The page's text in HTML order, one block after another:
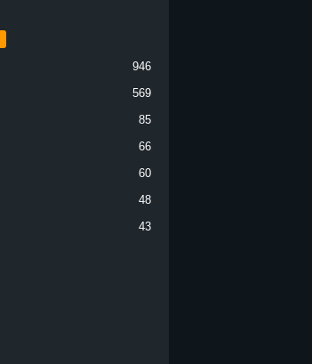
946
569
85
66
60
48
43